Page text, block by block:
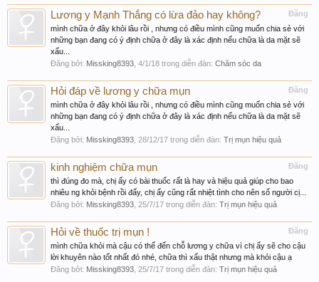
Đăng
Lương y Mạnh Thắng có lừa đảo hay không?
mình chữa ở đây khỏi lâu rồi , nhưng có điều mình cũng muốn chia sẻ với
những bạn đang có ý định chữa ở đây là xác định nếu chữa là da mặt sẽ
xấu...
Đăng bởi: Missking8393 4/1/18 trong diễn đàn: Chăm sóc da
Đăng
Hỏi đáp về lương y chữa mụn
mình chữa ở đây khỏi lâu rồi , nhưng có điều mình cũng muốn chia sẻ với
những bạn đang có ý định chữa ở đây là xác định nếu chữa là da mặt sẽ
xấu...
Đăng bởi: Missking8393 28/12/17 trong diễn đàn: Trị mụn hiệu quả
Đăng
kinh nghiệm chữa mụn
thì đúng đo mà, chị ấy có bài thuốc rất là hay và hiệu quả giúp cho bao
nhiêu ng khỏi bệnh rồi đấy, chị ấy cũng rất nhiệt tình cho nên số người cị...
Đăng bởi: Missking8393 25/7/17 trong diễn đàn: Trị mụn hiệu quả
Đăng
Hỏi về thuốc trị mụn !
mình chữa khỏi mà cậu có thể đến chỗ lương y chữa vì chị ấy sẽ cho cậu
lời khuyên nào tốt nhất đó nhé, chữa thì xấu thật nhưng mà khỏi cậu ạ
Đăng bởi: Missking8393 25/7/17 trong diễn đàn: Trị mụn hiệu quả